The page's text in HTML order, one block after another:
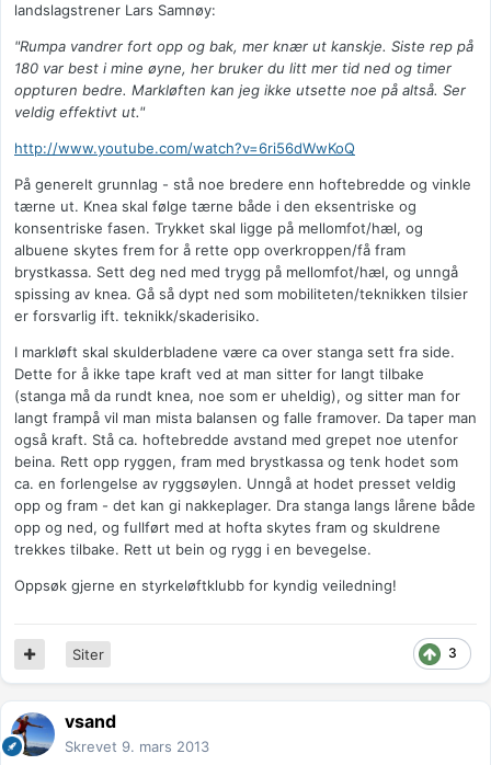
landslagstrener Lars Samnøy:
"Rumpa vandrer fort opp og bak, mer knær ut kanskje. Siste rep på
180 var best i mine øyne, her bruker du litt mer tid ned og timer
oppturen bedre. Markløften kan jeg ikke utsette noe på altså. Ser
veldig effektivt ut."
http://www.youtube.com/watch?v=6ri56dWwKoQ
På generelt grunnlag - stå noe bredere enn hoftebredde og vinkle
tærne ut. Knea skal følge tærne både i den eksentriske og
konsentriske fasen. Trykket skal ligge på mellomfot/hæl, og
albuene skytes frem for å rette opp overkroppen/få fram
brystkassa. Sett deg ned med trygg på mellomfot/hæl, og unngå
spissing av knea. Gå så dypt ned som mobiliteten/teknikken tilsier
er forsvarlig ift. teknikk/skaderisiko.
I markløft skal skulderbladene være ca over stanga sett fra side.
Dette for å ikke tape kraft ved at man sitter for langt tilbake
(stanga må da rundt knea, noe som er uheldig), og sitter man for
langt frampå vil man mista balansen og falle framover. Da taper man
også kraft. Stå ca. hoftebredde avstand med grepet noe utenfor
beina. Rett opp ryggen, fram med brystkassa og tenk hodet som
ca. en forlengelse av ryggsøylen. Unngå at hodet presset veldig
opp og fram - det kan gi nakkeplager. Dra stanga langs lårene både
opp og ned, og fullført med at hofta skytes fram og skuldrene
trekkes tilbake. Rett ut bein og rygg i en bevegelse.
Oppsøk gjerne en styrkeløftklubb for kyndig veiledning!
3
Siter
vsand
Skrevet 9. mars 2013